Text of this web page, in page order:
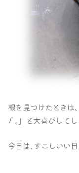
根を見つけたときは
ﾉﾟ ｡ 」と大喜びして
今日は､すこしいい